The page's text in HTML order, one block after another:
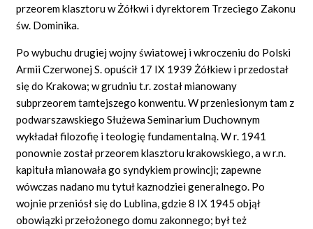
przeorem klasztoru w Żółkwi i dyrektorem Trzeciego Zakonu
św. Dominika.
Po wybuchu drugiej wojny światowej i wkroczeniu do Polski
Armii Czerwonej S. opuścił 17 IX 1939 Żółkiew i przedostał
się do Krakowa; w grudniu t.r. został mianowany
subprzeorem tamtejszego konwentu. W przeniesionym tam z
podwarszawskiego Służewa Seminarium Duchownym
wykładał filozofię i teologię fundamentalną. W r. 1941
ponownie został przeorem klasztoru krakowskiego, a w r.n.
kapituła mianowała go syndykiem prowincji; zapewne
wówczas nadano mu tytuł kaznodziei generalnego. Po
wojnie przeniósł się do Lublina, gdzie 8 IX 1945 objął
obowiązki przełożonego domu zakonnego; był też